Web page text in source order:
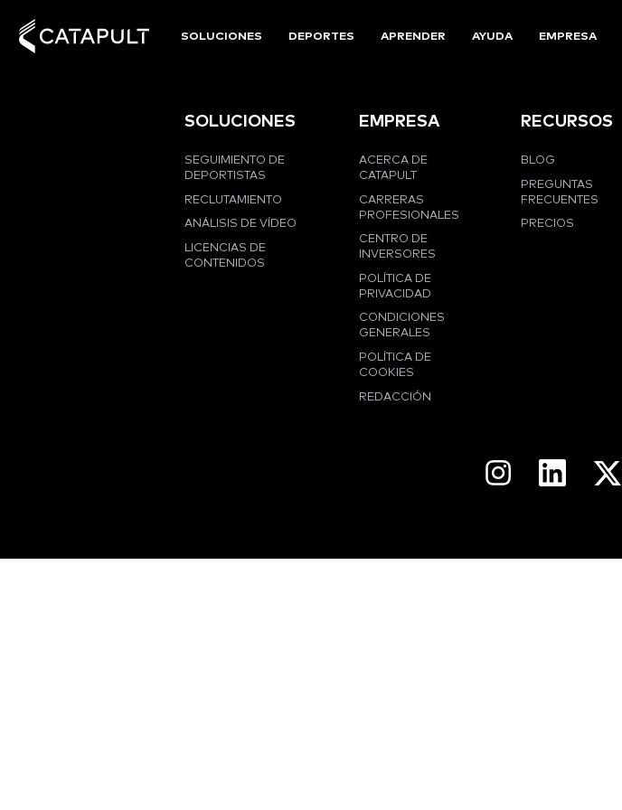
SOLUCIONES DEPORTES APRENDER AYUDA EMPRESA
SOLUCIONES
SEGUIMIENTO DE
DEPORTISTAS
RECLUTAMIENTO
ANÁLISIS DE VÍDEO
LICENCIAS DE
CONTENIDOS
EMPRESA
ACERCA DE
CATAPULT
CARRERAS
PROFESIONALES
CENTRO DE
INVERSORES
POLÍTICA DE
PRIVACIDAD
CONDICIONES
GENERALES
POLÍTICA DE
COOKIES
REDACCIÓN
RECURSOS
BLOG
PREGUNTAS
FRECUENTES
PRECIOS